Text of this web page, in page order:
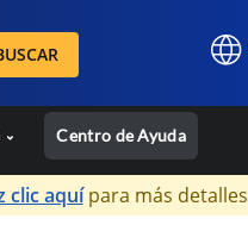
Centro de Ayuda
clic aquípara más detalles